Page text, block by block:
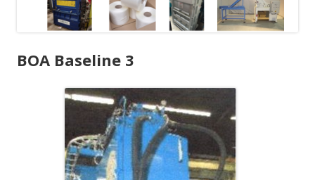
BOA Baseline 3